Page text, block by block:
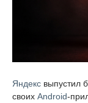
Яндекс выпустил
своих Android-